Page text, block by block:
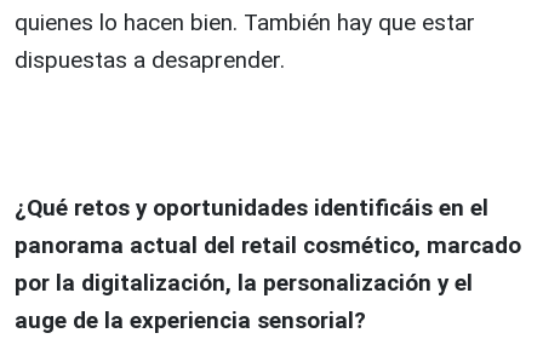
quienes lo hacen bien. También hay que estar
dispuestas a desaprender.
¿Qué retos y oportunidades identificáis en el
panorama actual del retail cosmético, marcado
por la digitalización, la personalización y el
auge de la experiencia sensorial?